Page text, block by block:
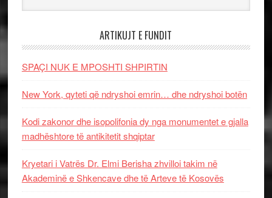
ARTIKUJT E FUNDIT
SPAÇI NUK E MPOSHTI SHPIRTIN
New York, qyteti që ndryshoi emrin… dhe ndryshoi botën
Kodi zakonor dhe isopolifonia dy nga monumentet e gjalla
madhështore të antikitetit shqiptar
Kryetari i Vatrës Dr. Elmi Berisha zhvilloi takim në
Akademinë e Shkencave dhe të Arteve të Kosovës